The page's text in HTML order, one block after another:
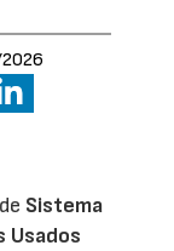
Sistema
Usados